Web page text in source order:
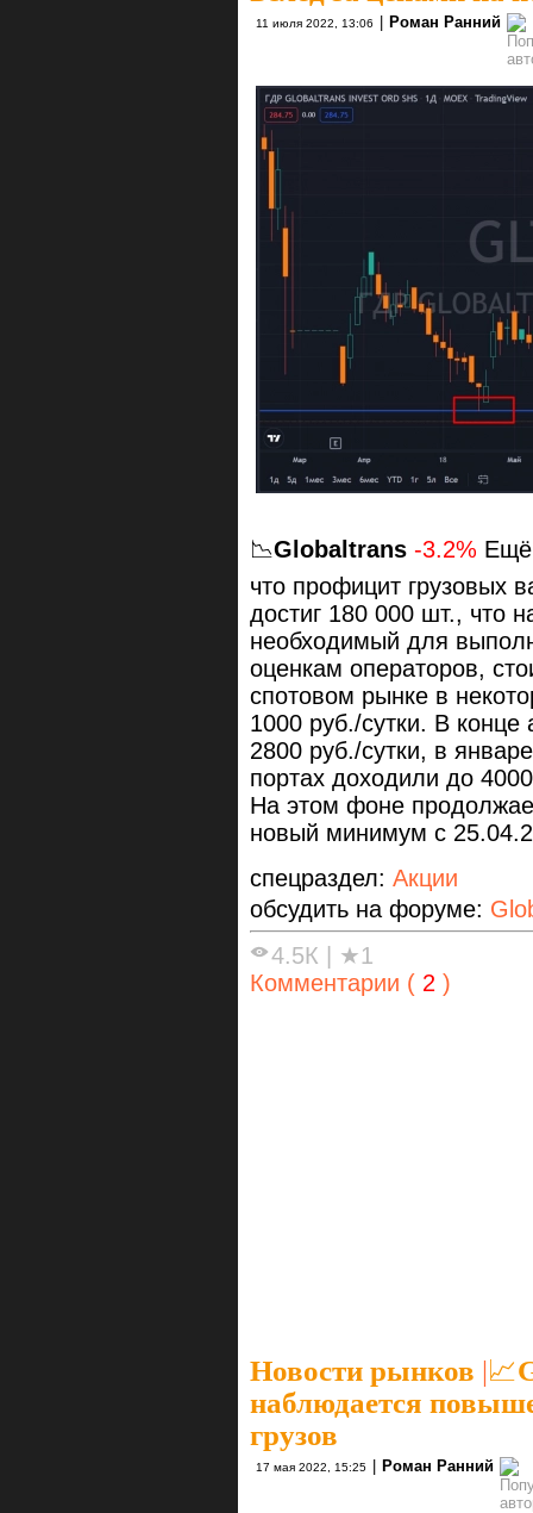
11 июля 2022, 13:06 | Роман Ранний
📉Globaltrans -3.2% Ещё
что профицит грузовых
достиг 180 000 шт., что
необходимый для
оценкам операторов,
спотовом рынке в
1000 руб./сутки. В конце
2800 руб./сутки, в
портах доходили до
На этом фоне
новый минимум с
спецраздел: Акции
обсудить на форуме:
4.5К
★1
Комментарии ( 2 )
Новости рынков |
наблюдается
грузов
17 мая 2022, 15:25 Роман Ранний